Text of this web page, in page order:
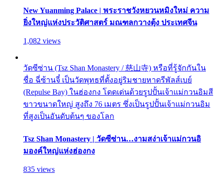
New Yuanming Palace | พระราชวังหยวนหมิงใหม่ ความ
ยิ่งใหญ่แห่งประวัติศาสตร์ มณฑลกวางตุ้ง ประเทศจีน
1,082 views
วัดซีซ่าน (Tsz Shan Monastery / 慈山寺) หรือที่รู้จักกันใน
ชื่อ ฉี่ซ้านจี๋ เป็นวัดพุทธที่ตั้งอยู่ริมชายหาดรีพัลส์เบย์
(Repulse Bay) ในฮ่องกง โดดเด่นด้วยรูปปั้นเจ้าแม่กวนอิมสี
ขาวขนาดใหญ่ สูงถึง 76 เมตร ซึ่งเป็นรูปปั้นเจ้าแม่กวนอิม
ที่สูงเป็นอันดับต้นๆ ของโลก
Tsz Shan Monastery | วัดซีซ่าน…งามสง่าเจ้าแม่กวนอิ
มองค์ใหญ่แห่งฮ่องกง
835 views